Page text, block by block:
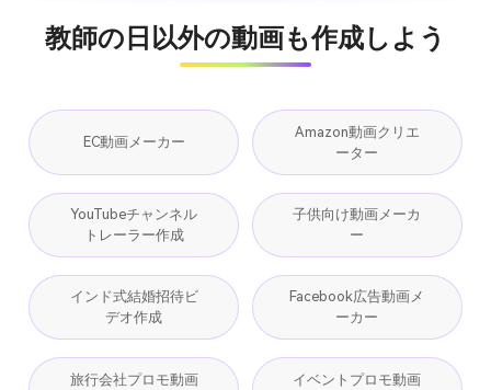
教師の日以外の動画も作成しよう
EC動画メーカー
Amazon動画クリエ
ーター
YouTubeチャンネル
トレーラー作成
子供向け動画メーカ
ー
インド式結婚招待ビ
デオ作成
Facebook広告動画メ
ーカー
旅行会社プロモ動画
イベントプロモ動画